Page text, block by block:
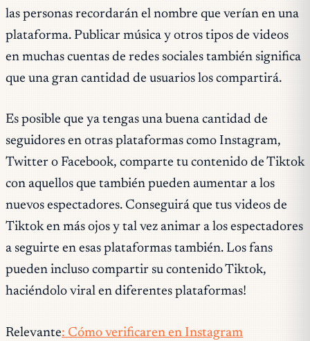
las personas recordarán el nombre que verían en una
plataforma. Publicar música y otros tipos de videos
en muchas cuentas de redes sociales también significa
que una gran cantidad de usuarios los compartirá.
Es posible que ya tengas una buena cantidad de
seguidores en otras plataformas como Instagram,
Twitter o Facebook, comparte tu contenido de Tiktok
con aquellos que también pueden aumentar a los
nuevos espectadores. Conseguirá que tus videos de
Tiktok en más ojos y tal vez animar a los espectadores
a seguirte en esas plataformas también. Los fans
pueden incluso compartir su contenido Tiktok,
haciéndolo viral en diferentes plataformas!
Relevante: Cómo verificaren en Instagram